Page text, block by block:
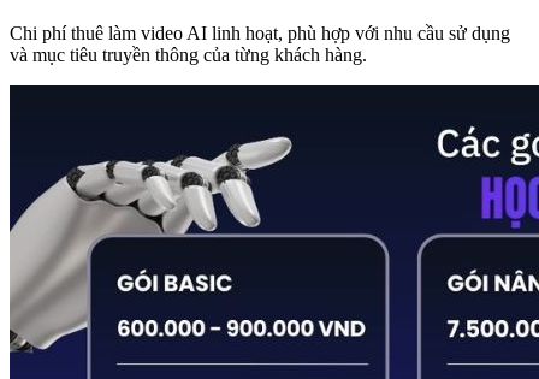
Chi phí thuê làm video AI linh hoạt, phù hợp với nhu cầu sử dụng
và mục tiêu truyền thông của từng khách hàng.